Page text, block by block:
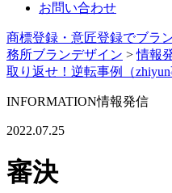
お問い合わせ
商標登録・意匠登録でブラ
務所ブランデザイン >情報
取り返せ！逆転事例（
INFORMATION情報発信
2022.07.25
審決